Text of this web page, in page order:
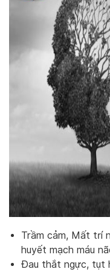
Trầm cảm, Mất trí
huyết mạch máu
Đau thắt ngực, tụt